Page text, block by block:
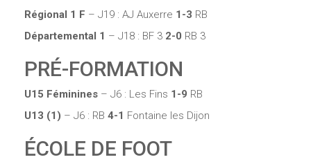
Régional 1 F – J19 : AJ Auxerre 1-3 RB
Départemental 1 – J18 : BF 3 2-0 RB 3
PRÉ-FORMATION
U15 Féminines – J6 : Les Fins 1-9 RB
U13 (1) – J6 : RB 4-1 Fontaine les Dijon
ÉCOLE DE FOOT